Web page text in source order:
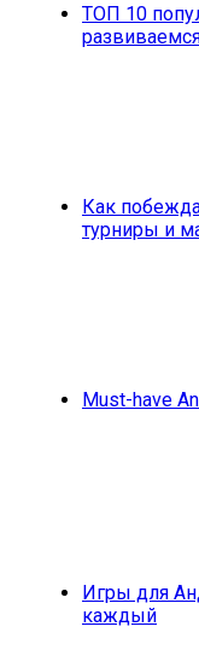
ТОП 10
Как
турниры и
Must-have
Игры для
каждый